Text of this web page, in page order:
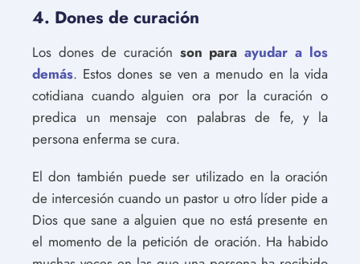
4. Dones de curación
Los dones de curación son paraayudar a los
demás. Estos dones se ven a menudo en la vida
cotidiana cuando alguien ora por la curación o
predica un mensaje con palabras de fe, y la
persona enferma se cura.
El don también puede ser utilizado en la oración
de intercesión cuando un pastor u otro líder pide a
Dios que sane a alguien que no está presente en
el momento de la petición de oración. Ha habido